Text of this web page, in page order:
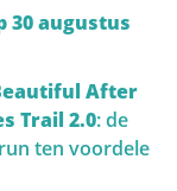
genen ontdekt
is daarom
factoren te
30 augustus
After
Trail 2.0: de
ten voordele